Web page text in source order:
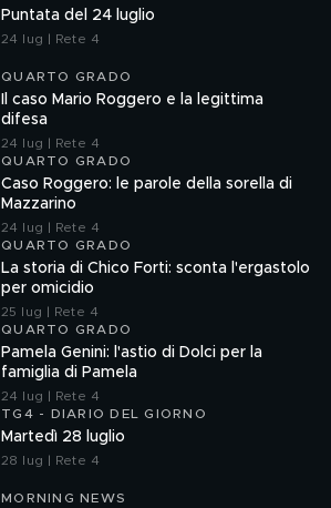
Puntata del 24 luglio
24 lug | Rete 4
QUARTO GRADO
Il caso Mario Roggero e la legittima
difesa
24 lug | Rete 4
QUARTO GRADO
Caso Roggero: le parole della sorella di
Mazzarino
24 lug | Rete 4
QUARTO GRADO
La storia di Chico Forti: sconta l'ergastolo
per omicidio
25 lug | Rete 4
QUARTO GRADO
Pamela Genini: l'astio di Dolci per la
famiglia di Pamela
24 lug | Rete 4
TG4 - DIARIO DEL GIORNO
Martedì 28 luglio
28 lug | Rete 4
MORNING NEWS